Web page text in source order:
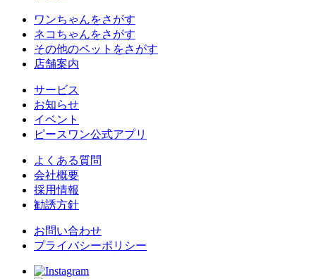
ワンちゃんをさがす
ネコちゃんをさがす
その他のペットをさがす
店舗案内
サービス
お知らせ
イベント
ピースワン公式アプリ
よくある質問
会社概要
採用情報
勧誘方針
お問い合わせ
プライバシーポリシー